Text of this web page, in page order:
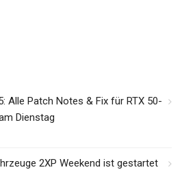
Alle Patch Notes & Fix für RTX 50-
Dienstag
2XP Weekend ist gestartet